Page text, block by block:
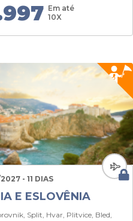
Em até
10X
- 11 DIAS
E ESLOVÊNIA
Split, Hvar, Plitvice, Bled,